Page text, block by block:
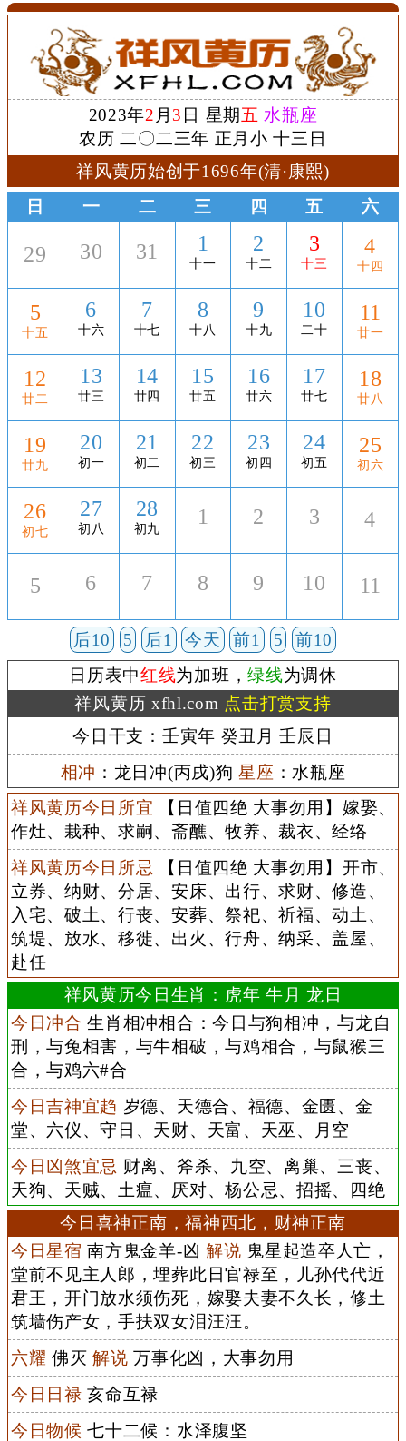
2023年2 月 3 日 星期五 水瓶座
农历 二〇二三年 正月小 十三日
祥风黄历始创于1696年(清·康熙)
日
一 二 三 四 五 六
29 30 31 1
十一
2
十二
3
十三
4
十四
5
十五
6
十六
7
十七
8
十八
9
十九
10
二十
11
廿一
12
廿二
13
廿三
14
廿四
15
廿五
16
廿六
17
廿七
18
廿八
19
廿九
20
初一
21
初二
22
初三
23
初四
24
初五
25
初六
26
初七
27
初八
28
初九
1 2 3 4
5 6 7 8 9 10 11
后10 5 后1 今天 前1 5
前10
日历表中红线为加班，绿线为调休
祥风黄历 xfhl.com 点击打赏支持
今日干支：壬寅年 癸丑月 壬辰日
相冲 ：龙日冲(丙戌)狗星座 ：水瓶座
祥风黄历今日所宜 【日值四绝 大事勿用】嫁娶、
作灶、栽种、求嗣、斋醮、牧养、裁衣、经络
祥风黄历今日所忌
【日值四绝 大事勿用】开市、
立券、纳财、分居、安床、出行、求财、修造、
入宅、破土、行丧、安葬、祭祀、祈福、动土、
筑堤、放水、移徙、出火、行舟、纳采、盖屋、
赴任
祥风黄历今日生肖：虎年 牛月 龙日
今日冲合 生肖相冲相合：今日与狗相冲，与龙自
刑，与兔相害，与牛相破，与鸡相合，与鼠猴三
合，与鸡六#合
今日吉神宜趋 岁德、天德合、福德、金匮、金
堂、六仪、守日、天财、天富、天巫、月空
今日凶煞宜忌 财离、斧杀、九空、离巢、三丧、
天狗、天贼、土瘟、厌对、杨公忌、招摇、四绝
今日喜神正南，福神西北，财神正南
今日星宿 南方鬼金羊-凶 解说 鬼星起造卒人亡，
堂前不见主人郎，埋葬此日官禄至，儿孙代代近
君王，开门放水须伤死，嫁娶夫妻不久长，修土
筑墙伤产女，手扶双女泪汪汪。
六耀 佛灭解说 万事化凶，大事勿用
今日日禄 亥命互禄
今日物候 七十二候：水泽腹坚